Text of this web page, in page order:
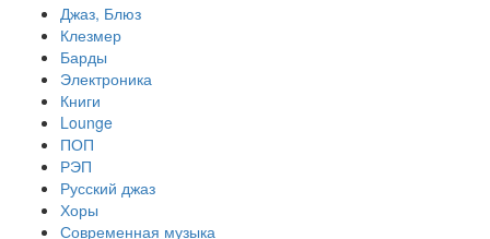
Джаз, Блюз
Клезмер
Барды
Электроника
Книги
Lounge
ПОП
РЭП
Русский джаз
Хоры
Современная музыка